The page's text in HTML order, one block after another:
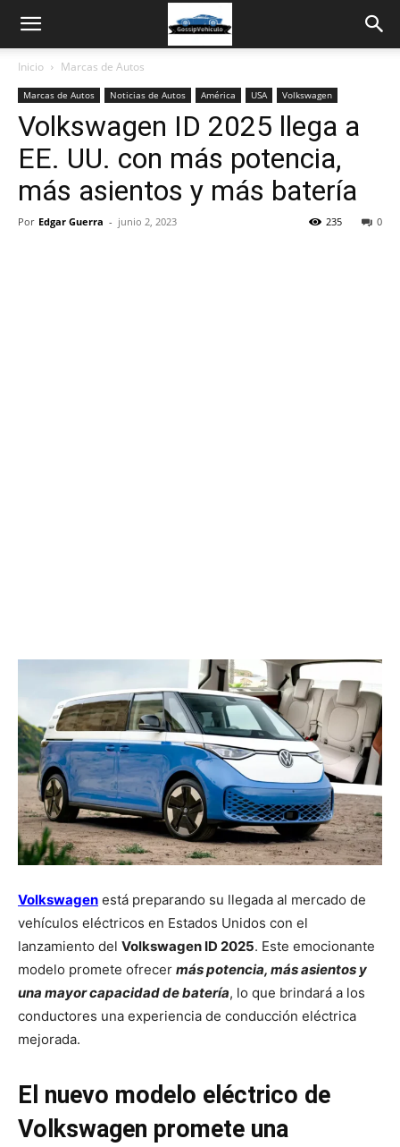
Inicio Marcas de Autos
Marcas de Autos Noticias de Autos América USA Volkswagen
Volkswagen ID 2025 llega a
EE. UU. con más potencia,
más asientos y más batería
Por Edgar Guerra - junio 2, 2023 0
235
Volkswagen está preparando su llegada al mercado de
vehículos eléctricos en Estados Unidos con el
lanzamiento del Volkswagen ID 2025. Este emocionante
modelo promete ofrecer más potencia, más asientos y
una mayor capacidad de batería, lo que brindará a los
conductores una experiencia de conducción eléctrica
mejorada.
El nuevo modelo eléctrico de
Volkswagen promete una